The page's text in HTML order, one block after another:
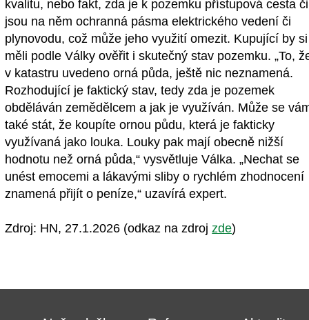
kvalitu, nebo fakt, zda je k pozemku přístupová cesta či
jsou na něm ochranná pásma elektrického vedení či
plynovodu, což může jeho využití omezit. Kupující by si
měli podle Války ověřit i skutečný stav pozemku. „To,
v katastru uvedeno orná půda, ještě nic neznamená.
Rozhodující je faktický stav, tedy zda je pozemek
obděláván zemědělcem a jak je využíván. Může se
také stát, že koupíte ornou půdu, která je fakticky
využívaná jako louka. Louky pak mají obecně nižší
hodnotu než orná půda,“ vysvětluje Válka. „Nechat se
unést emocemi a lákavými sliby o rychlém zhodnocení
znamená přijít o peníze,“ uzavírá expert.
Zdroj: HN, 27.1.2026 (odkaz na zdrojzde)